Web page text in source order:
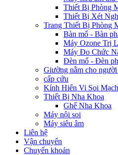
Thiết Bị Phòng
Thiết Bị Xét
Trang Thiết Bị Phòng
Bàn mổ - Bàn
Máy Ozone Trị
Máy Đo Chức
Đèn mổ - Đèn
Giường nằm cho người
cấp cứu
Kính Hiển Vi Soi
Thiết Bị Nha Khoa
Ghế Nha Khoa
Máy nội soi
Máy siêu âm
Liên hệ
Vận chuyển
Chuyển khoản